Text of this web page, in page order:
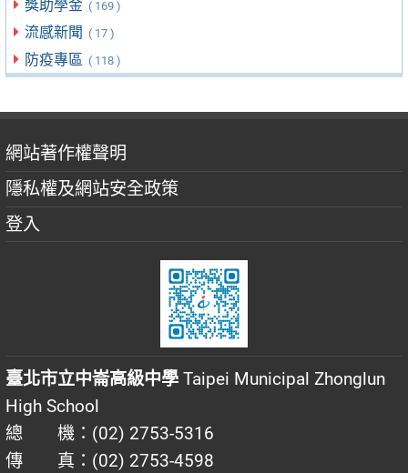
獎助學金 ( 169 )
流感新聞 ( 17 )
防疫專區 ( 118 )
網站著作權聲明
隱私權及網站安全政策
登入
臺北市立中崙高級中學 Taipei Municipal Zhonglun
High School
總 機：(02) 2753-5316
傳 真：(02) 2753-4598